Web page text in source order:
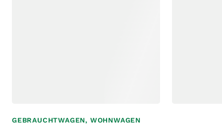
GEBRAUCHTWAGEN, WOHNWAGEN